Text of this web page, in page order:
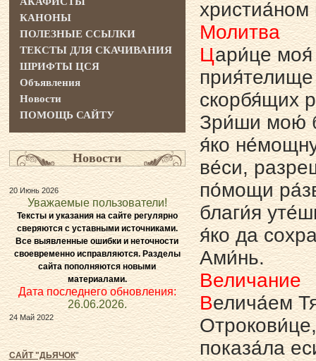
христиа́ном
Молитва
Цари́це моя́
прия́телище
скорбя́щих
Зри́ши мою́
я́ко
ве́си,
по́мощи
благи́я
я́ко да
Ами́нь.
Величание
Велича́ем
показа́ла
КАНОНЫ
ПОЛЕЗНЫЕ ССЫЛКИ
ТЕКСТЫ ДЛЯ СКАЧИВАНИЯ
ШРИФТЫ ЦСЯ
Объявления
Новости
ПОМОЩЬ САЙТУ
Новости
20 Июнь 2026
Уважаемые пользователи!
Тексты и указания на сайте регулярно
сверяются с уставными источниками.
Все выявленные ошибки и неточности
своевременно исправляются. Разделы
сайта пополняются новыми
материалами.
Дата последнего обновления:
26.06.2026.
24 Май 2022
САЙТ "ДЬЯЧОК"